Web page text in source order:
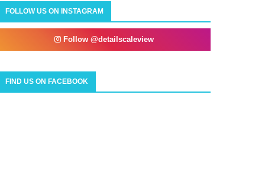
FOLLOW US ON INSTAGRAM
Follow @detailscaleview
FIND US ON FACEBOOK